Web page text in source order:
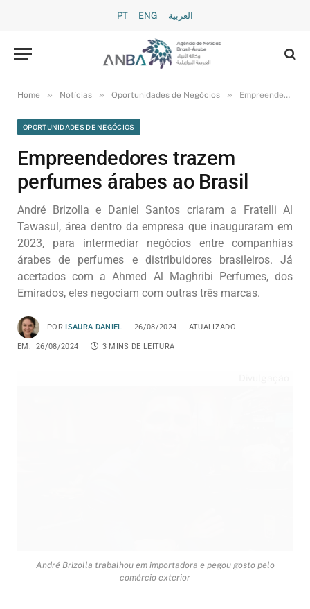
PT ENG العربية
Home » Notícias » Oportunidades de Negócios » Empreendedores trazem perfumes árabes ao Brasil
OPORTUNIDADES DE NEGÓCIOS
Empreendedores trazem
perfumes árabes ao Brasil
André Brizolla e Daniel Santos criaram a Fratelli Al
Tawasul, área dentro da empresa que inauguraram em
2023, para intermediar negócios entre companhias
árabes de perfumes e distribuidores brasileiros. Já
acertados com a Ahmed Al Maghribi Perfumes, dos
Emirados, eles negociam com outras três marcas.
POR ISAURA DANIEL 26/08/2024 ATUALIZADO
EM: 26/08/2024 3 MINS DE LEITURA
André Brizolla trabalhou em importadora e pegou gosto pelo
comércio exterior